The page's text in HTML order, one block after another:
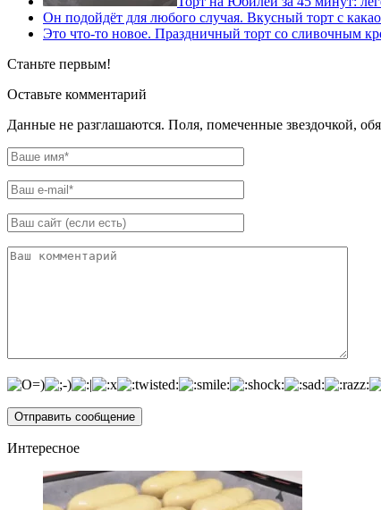
Он подойдёт для любого случая. Вкусный торт с
Это что-то новое. Праздничный торт со сливочным
Станьте первым!
Оставьте комментарий
Данные не разглашаются. Поля, помеченные звездочкой,
Интересное